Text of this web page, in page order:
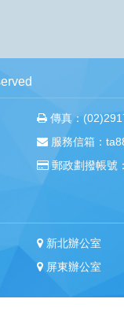
傳真：
服務信箱：
郵政劃撥帳號
新北辦公室
屏東辦公室